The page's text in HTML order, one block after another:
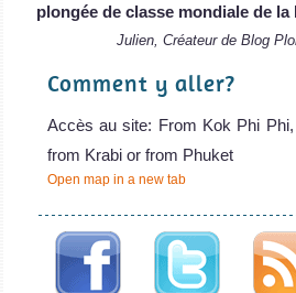
plongée de classe mondiale de la
Julien, Créateur de Blog
Comment y aller?
Accès au site: From Kok Phi
from Krabi or from Phuket
Open map in a new tab